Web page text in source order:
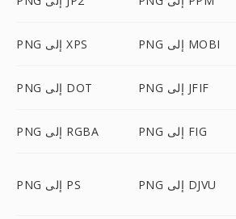
PNG إلى XPS PNG إلى MOBI
PNG إلى DOT PNG إلى JFIF
PNG إلى RGBA PNG إلى FIG
PNG إلى PS PNG إلى DJVU